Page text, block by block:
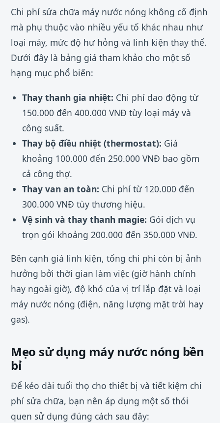
Chi phí sửa chữa máy nước nóng không cố định
mà phụ thuộc vào nhiều yếu tố khác nhau như
loại máy, mức độ hư hỏng và linh kiện thay thế.
Dưới đây là bảng giá tham khảo cho một số
hạng mục phổ biến:
Thay thanh gia nhiệt: Chi phí dao động từ
150.000 đến 400.000 VNĐ tùy loại máy và
công suất.
Thay bộ điều nhiệt (thermostat): Giá
khoảng 100.000 đến 250.000 VNĐ bao gồm
cả công thợ.
Thay van an toàn: Chi phí từ 120.000 đến
300.000 VNĐ tùy thương hiệu.
Vệ sinh và thay thanh magie: Gói dịch vụ
trọn gói khoảng 200.000 đến 350.000 VNĐ.
Bên cạnh giá linh kiện, tổng chi phí còn bị ảnh
hưởng bởi thời gian làm việc (giờ hành chính
hay ngoài giờ), độ khó của vị trí lắp đặt và loại
máy nước nóng (điện, năng lượng mặt trời hay
gas).
Mẹo sử dụng máy nước nóng bền
bỉ
Để kéo dài tuổi thọ cho thiết bị và tiết kiệm chi
phí sửa chữa, bạn nên áp dụng một số thói
quen sử dụng đúng cách sau đây: